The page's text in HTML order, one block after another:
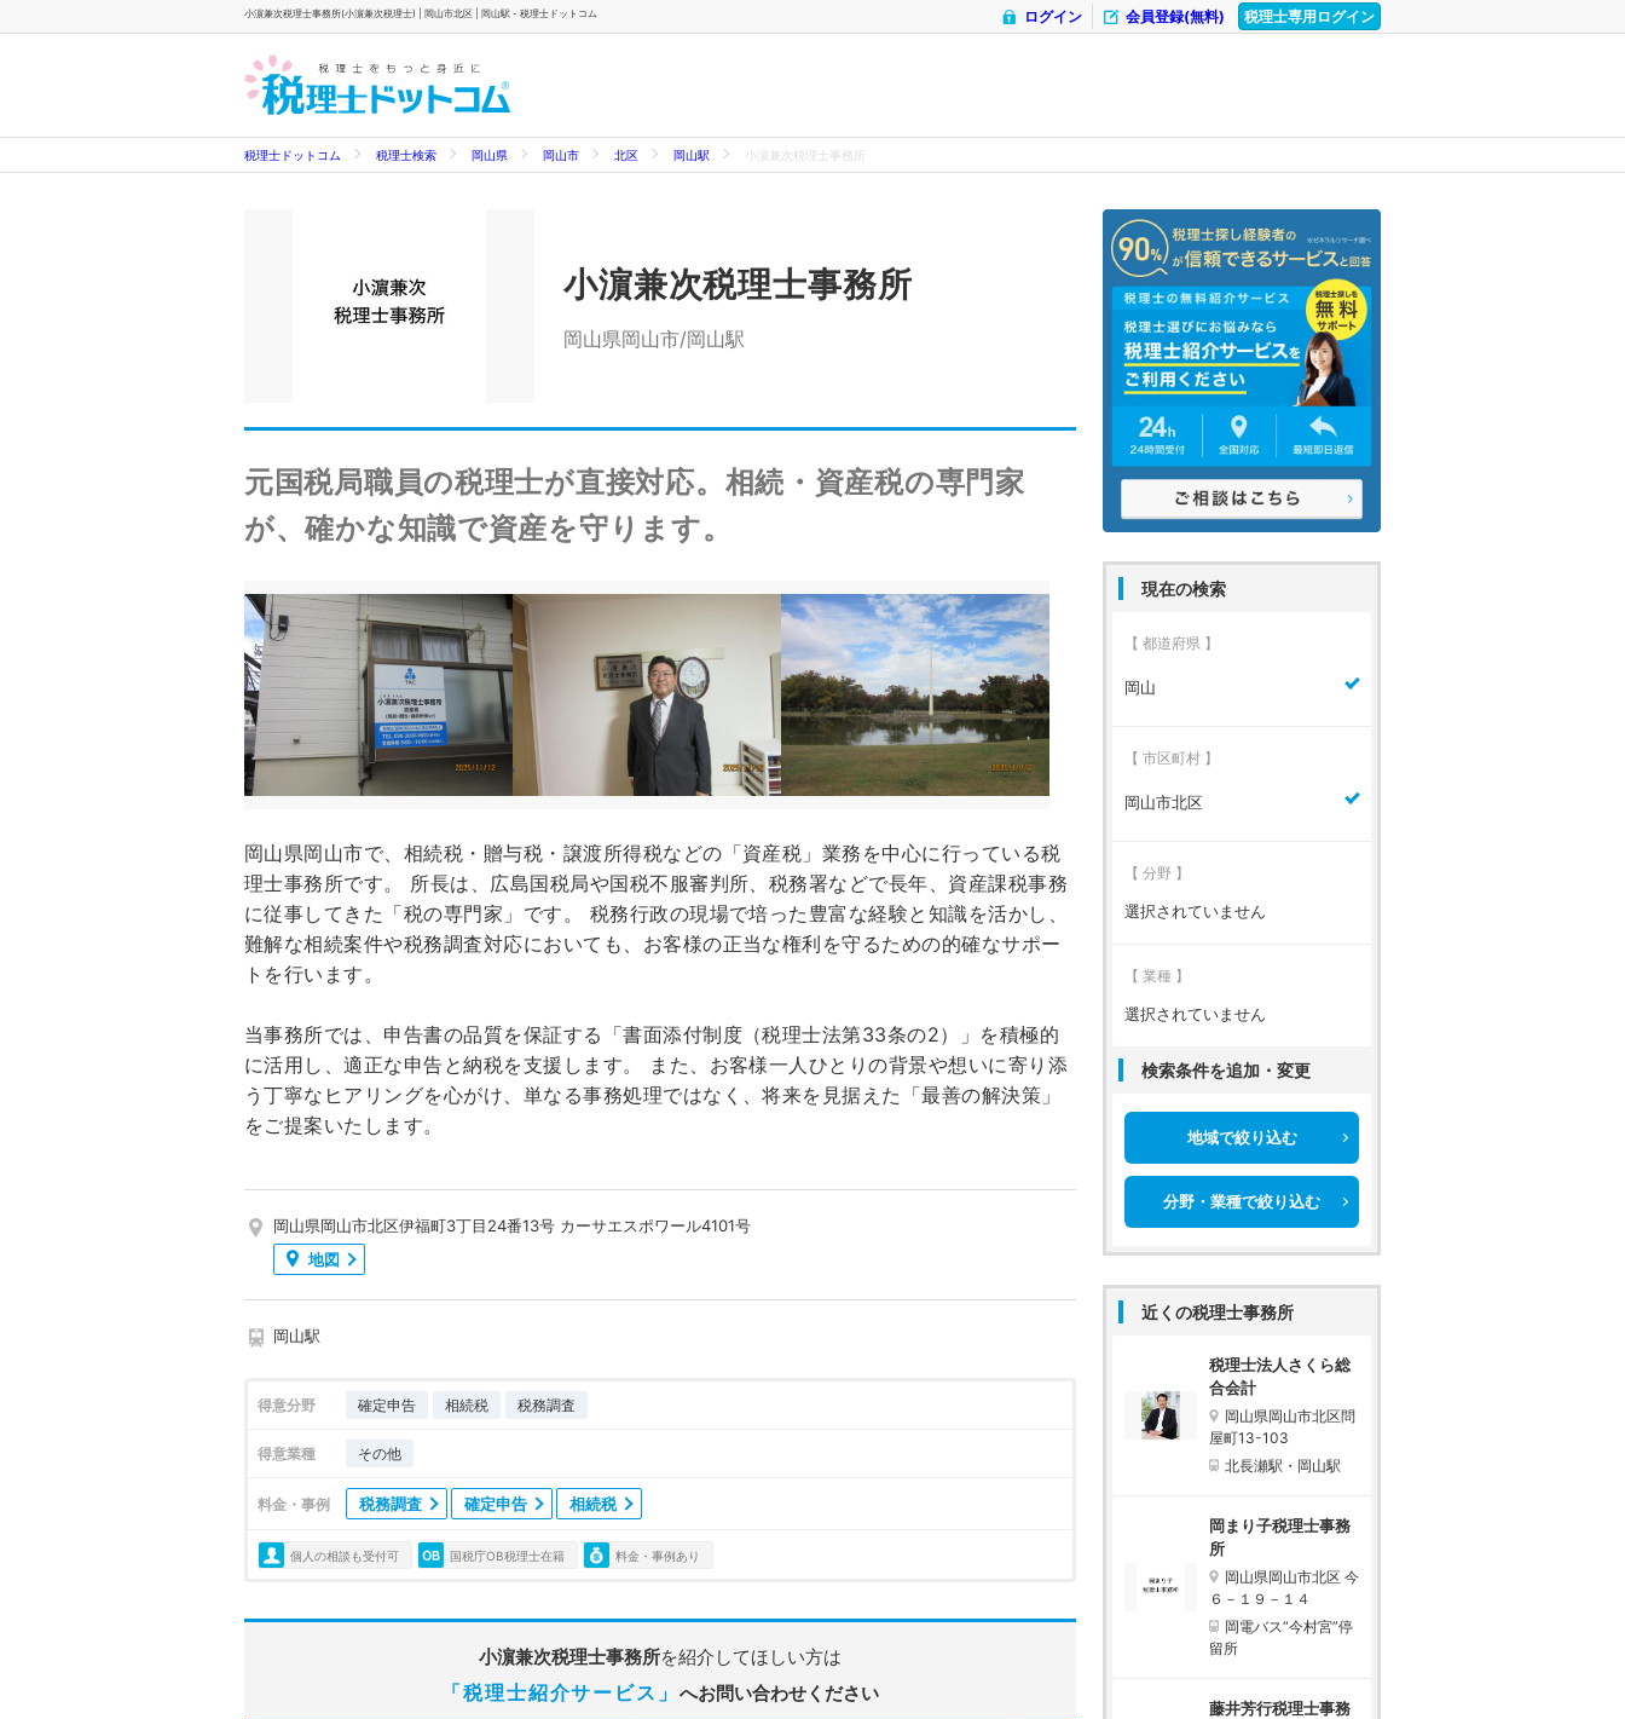
小濵兼次税理士事務所(小濵兼次税理士) | 岡山市北区 | 岡山駅 - 税理士ドットコム 税理士専用ログイン
会員登録(無料)
ログイン
税理士ドットコム 税理士検索 岡山県 岡山市 北区 岡山駅 小濵兼次税理士事務所
現在の検索
【 都道府県 】
岡山
【 市区町村 】
岡山市北区
【 分野 】
選択されていません
【 業種 】
選択されていません
検索条件を追加・変更
地域で絞り込む
分野・業種で絞り込む
近くの税理士事務所
税理士法人さくら総
合会計
岡山県岡山市北区問
屋町13-103
北長瀬駅・岡山駅
岡まり子税理士事務
所
岡山県岡山市北区 今
６－１９－１４
岡電バス“今村宮”停
留所
藤井芳行税理士事務
小濵兼次税理士事務所
岡山県岡山市/岡山駅
元国税局職員の税理士が直接対応。相続・資産税の専門家
が、確かな知識で資産を守ります。
岡山県岡山市で、相続税・贈与税・譲渡所得税などの「資産税」業務を中心に行っている税
理士事務所です。 所長は、広島国税局や国税不服審判所、税務署などで長年、資産課税事務
に従事してきた「税の専門家」です。 税務行政の現場で培った豊富な経験と知識を活かし、
難解な相続案件や税務調査対応においても、お客様の正当な権利を守るための的確なサポー
トを行います。
当事務所では、申告書の品質を保証する「書面添付制度（税理士法第33条の2）」を積極的
に活用し、適正な申告と納税を支援します。 また、お客様一人ひとりの背景や想いに寄り添
う丁寧なヒアリングを心がけ、単なる事務処理ではなく、将来を見据えた「最善の解決策」
をご提案いたします。
岡山県岡山市北区伊福町3丁目24番13号 カーサエスポワール4101号
地図
岡山駅
得意分野 確定申告 相続税 税務調査
得意業種 その他
料金・事例 税務調査 確定申告 相続税
個人の相談も受付可 国税庁OB税理士在籍 料金・事例あり
小濵兼次税理士事務所を紹介してほしい方は
「税理士紹介サービス」へお問い合わせください